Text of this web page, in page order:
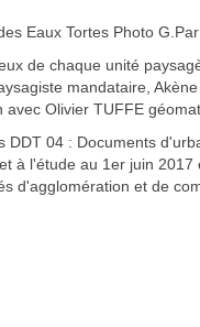
Eaux Tortes Photo
de chaque unité
mandataire,
avec Olivier TUFFE
DDT 04 : Documents
à l'étude au 1er juin 2017
d'agglomération et de